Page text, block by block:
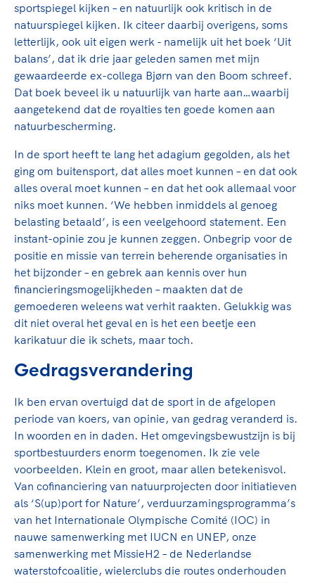
sportspiegel kijken – en natuurlijk ook kritisch in de
natuurspiegel kijken. Ik citeer daarbij overigens, soms
letterlijk, ook uit eigen werk - namelijk uit het boek ‘Uit
balans’, dat ik drie jaar geleden samen met mijn
gewaardeerde ex-collega Bjørn van den Boom schreef.
Dat boek beveel ik u natuurlijk van harte aan…waarbij
aangetekend dat de royalties ten goede komen aan
natuurbescherming.
In de sport heeft te lang het adagium gegolden, als het
ging om buitensport, dat alles moet kunnen – en dat ook
alles overal moet kunnen – en dat het ook allemaal voor
niks moet kunnen. ‘We hebben inmiddels al genoeg
belasting betaald’, is een veelgehoord statement. Een
instant-opinie zou je kunnen zeggen. Onbegrip voor de
positie en missie van terrein beherende organisaties in
het bijzonder – en gebrek aan kennis over hun
financieringsmogelijkheden – maakten dat de
gemoederen weleens wat verhit raakten. Gelukkig was
dit niet overal het geval en is het een beetje een
karikatuur die ik schets, maar toch.
Gedragsverandering
Ik ben ervan overtuigd dat de sport in de afgelopen
periode van koers, van opinie, van gedrag veranderd is.
In woorden en in daden. Het omgevingsbewustzijn is bij
sportbestuurders enorm toegenomen. Ik zie vele
voorbeelden. Klein en groot, maar allen betekenisvol.
Van cofinanciering van natuurprojecten door initiatieven
als ‘S(up)port for Nature’, verduurzamingsprogramma’s
van het Internationale Olympische Comité (IOC) in
nauwe samenwerking met IUCN en UNEP, onze
samenwerking met MissieH2 – de Nederlandse
waterstofcoalitie, wielerclubs die routes onderhouden